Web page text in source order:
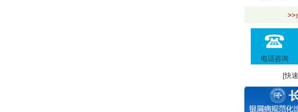
>>
电话咨询
[快